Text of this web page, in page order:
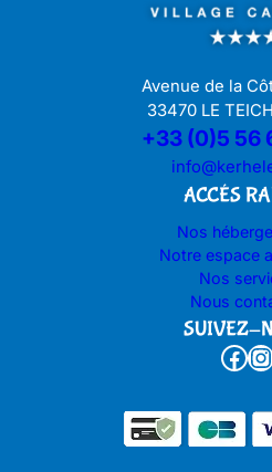
Avenue de la
33470 LE
+33 (0)5 56
ACCÉS
Nos
Notre espace
Nos
Nous
SUIVEZ-
Facebook Instagram